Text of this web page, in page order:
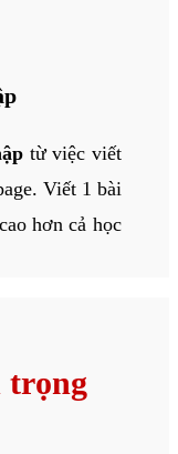
từ việc viết
Viết 1 bài
hơn cả học
trọng